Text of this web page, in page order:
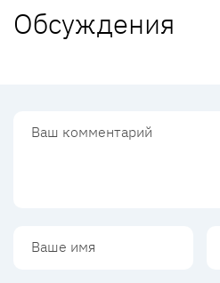
Обсуждения